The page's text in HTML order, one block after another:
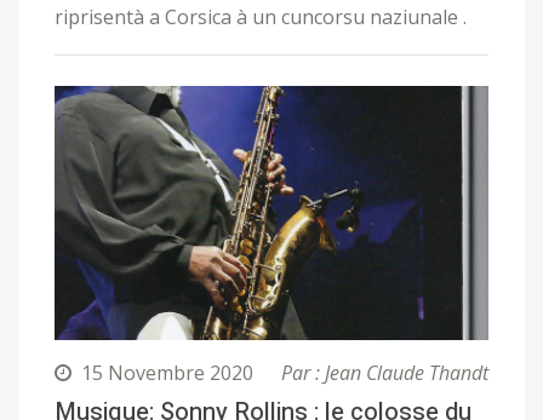
riprisentà a Corsica à un cuncorsu naziunale .
15 Novembre 2020 Par : Jean Claude Thandt
Musique: Sonny Rollins : le colosse du